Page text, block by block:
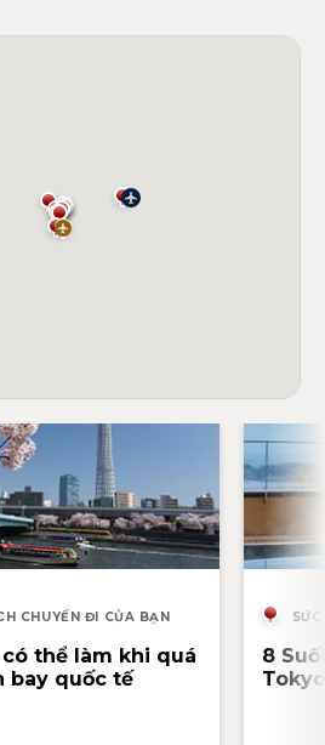
CHUYẾN ĐI CỦA BẠN
thể làm khi quá
bay quốc tế
8
Tokyo